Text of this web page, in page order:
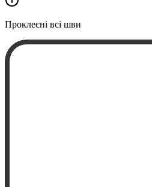
Проклеєні всі шви